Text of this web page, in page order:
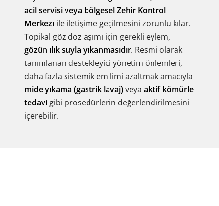
acil servisi veya bölgesel Zehir Kontrol
Merkezi ile iletişime geçilmesini zorunlu kılar.
Topikal göz doz aşımı için gerekli eylem,
gözün ılık suyla yıkanmasıdır. Resmi olarak
tanımlanan destekleyici yönetim önlemleri,
daha fazla sistemik emilimi azaltmak amacıyla
mide yıkama (gastrik lavaj)veya aktif kömürle
tedavi gibi prosedürlerin değerlendirilmesini
içerebilir.